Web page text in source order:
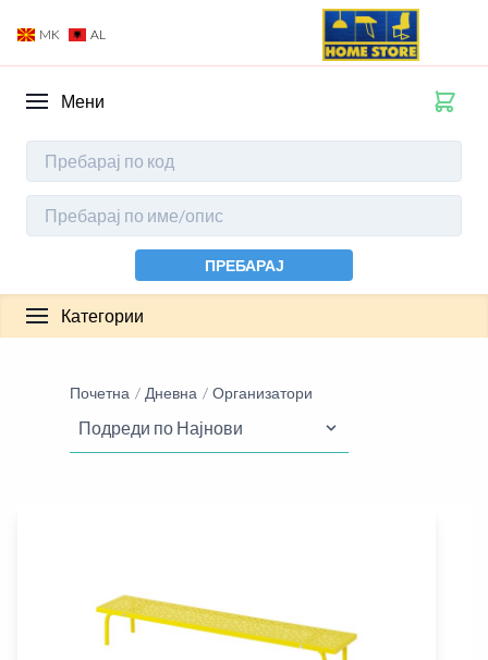
MK AL
Мени
ПРЕБАРАЈ
Категории
Почетна Дневна Организатори